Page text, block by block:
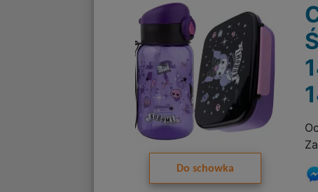
Do schowka